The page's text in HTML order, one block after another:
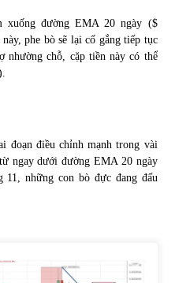
xuống đường EMA 20 ngày ($
phe bò sẽ lại cố gắng tiếp tục
nhường chỗ, cặp tiền này có thể
đoạn điều chỉnh mạnh trong vài
ngay dưới đường EMA 20 ngày
11, những con bò đực đang đấu